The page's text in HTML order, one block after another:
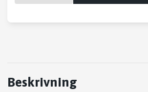
Beskrivning